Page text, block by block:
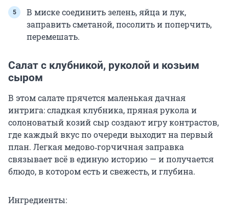
В миске соединить зелень, яйца и лук,
заправить сметаной, посолить и поперчить,
перемешать.
Салат с клубникой, руколой и козьим
сыром
В этом салате прячется маленькая дачная
интрига: сладкая клубника, пряная рукола и
солоноватый козий сыр создают игру контрастов,
где каждый вкус по очереди выходит на первый
план. Легкая медово‑горчичная заправка
связывает всё в единую историю — и получается
блюдо, в котором есть и свежесть, и глубина.
Ингредиенты: